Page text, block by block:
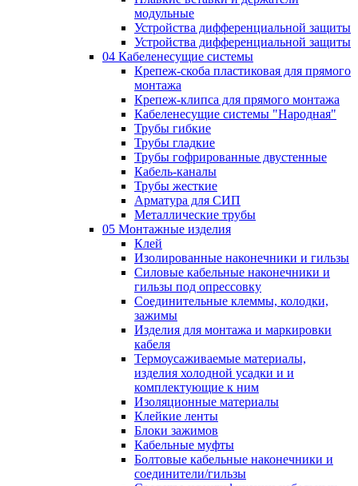
модульные
Устройства дифференциальной защиты
Устройства дифференциальной защиты
04 Кабеленесущие системы
Крепеж-скоба пластиковая для прямого
монтажа
Крепеж-клипса для прямого монтажа
Кабеленесущие системы "Народная"
Трубы гибкие
Трубы гладкие
Трубы гофрированные двустенные
Кабель-каналы
Трубы жесткие
Арматура для СИП
Металлические трубы
05 Монтажные изделия
Клей
Изолированные наконечники и гильзы
Силовые кабельные наконечники и
гильзы под опрессовку
Соединительные клеммы, колодки,
зажимы
Изделия для монтажа и маркировки
кабеля
Термоусаживаемые материалы,
изделия холодной усадки и и
комплектующие к ним
Изоляционные материалы
Клейкие ленты
Блоки зажимов
Кабельные муфты
Болтовые кабельные наконечники и
соединители/гильзы